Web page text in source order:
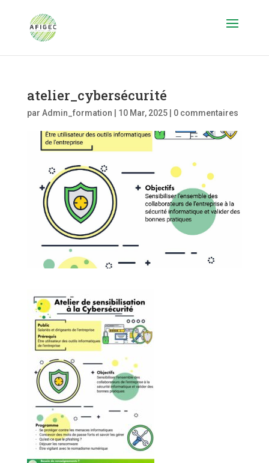
atelier_cybersécurité
par Admin_formation 10 Mar, 2025| 0 commentaires